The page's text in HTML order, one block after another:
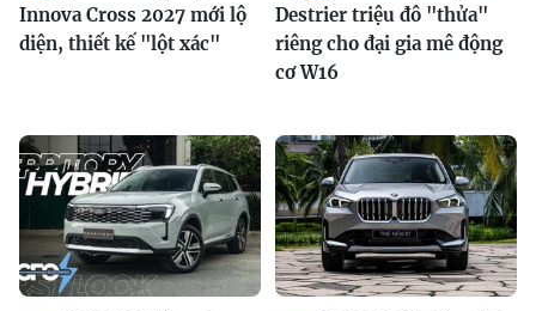
Innova Cross 2027 mới lộ
diện, thiết kế "lột xác"
Destrier triệu đô "thửa"
riêng cho đại gia mê động
cơ W16